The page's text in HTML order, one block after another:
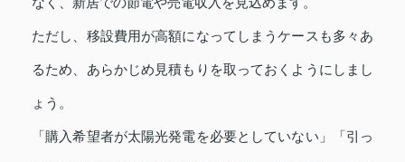
ただし、移設費用が高額になってしまうケースも多々あ
るため、あらかじめ見積もりを取っておくようにしまし
ょう。
「購入希望者が太陽光発電を必要としていない」「引っ